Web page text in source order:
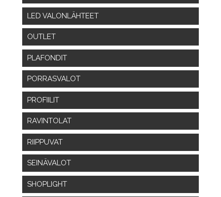
LED VALONLÄHTEET
OUTLET
PLAFONDIT
PORRASVALOT
PROFIILIT
RAVINTOLAT
RIIPPUVAT
SEINÄVALOT
SHOPLIGHT